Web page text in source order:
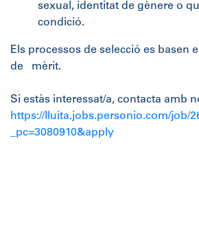
sexual, identitat de gènere o
condició.
Els processos de selecció es basen
de mèrit.
Si estàs interessat/a, contacta amb
https://lluita.jobs.personio.com/job/
_pc=3080910&apply